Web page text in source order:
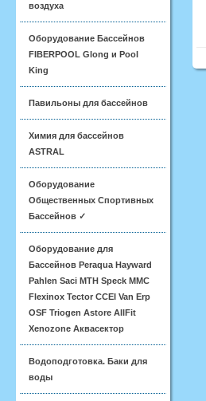
воздуха
Оборудование Бассейнов
FIBERPOOL Glong и Pool
King
Павильоны для бассейнов
Химия для бассейнов
ASTRAL
Оборудование
Общественных Спортивных
Бассейнов ✓
Оборудование для
Бассейнов Peraqua Hayward
Pahlen Saci MTH Speck MMC
Flexinox Tector CCEI Van Erp
OSF Triogen Astore AllFit
Xenozone Аквасектор
Водоподготовка. Баки для
воды